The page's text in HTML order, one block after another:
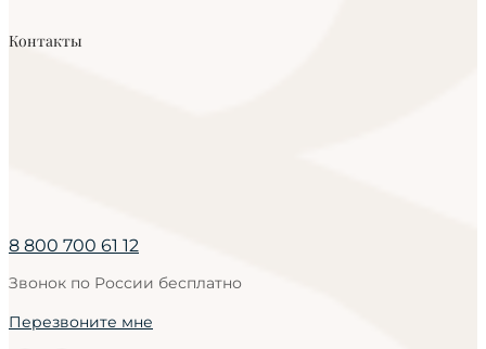
Контакты
8 800 700 61 12
Звонок по России бесплатно
Перезвоните мне